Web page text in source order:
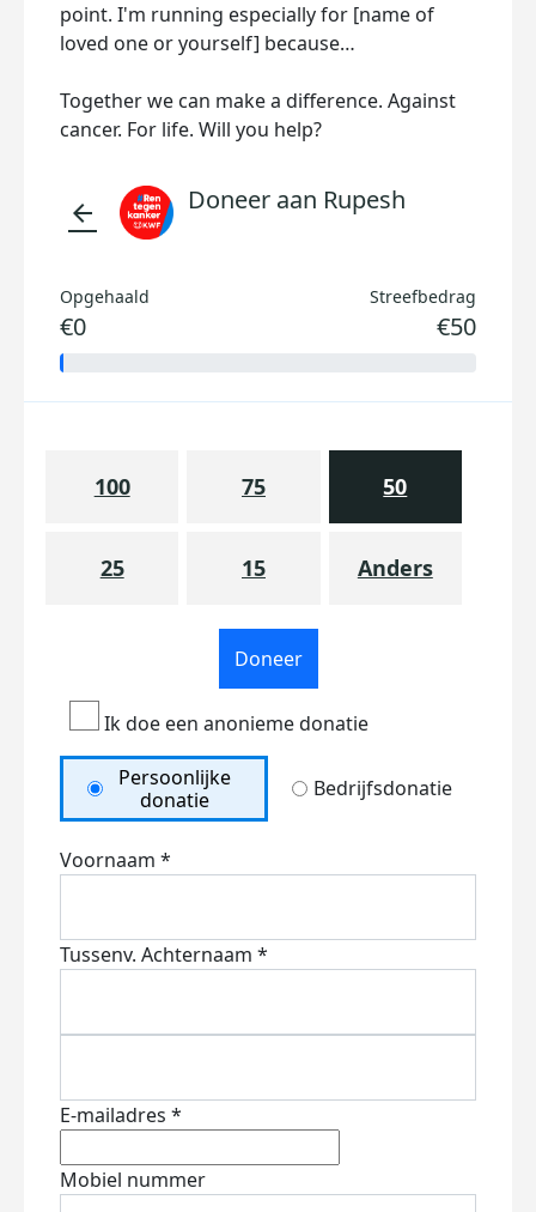
point. I'm running especially for [name of
loved one or yourself] because…
Together we can make a difference. Against
cancer. For life. Will you help?
arrow_back Doneer aan Rupesh
Opgehaald
€0
Streefbedrag
€50
100 75 50
25 15 Anders
Doneer
Ik doe een anonieme donatie
Persoonlijke
donatie
Bedrijfsdonatie
Voornaam *
Tussenv. Achternaam *
E-mailadres *
Mobiel nummer